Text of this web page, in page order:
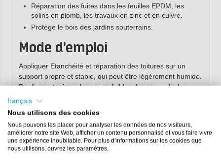
Réparation des fuites dans les feuilles EPDM, les
solins en plomb, les travaux en zinc et en cuivre.
Protège le bois des jardins souterrains.
Mode d'emploi
Appliquer Etanchéité et réparation des toitures sur un
support propre et stable, qui peut être légèrement humide.
Renforcez toujours les zones faibles, les raccords, les
joints et les coins avec du ruban en fibre de verre. Les
grandes surfaces (>4 m
renforcées avec du treillis de renforcement en fibre de
verre.
Appliquer ensuite Etanchéité et réparation des toitures à
l'aide d'un pinceau ou d'une spatule, en une couche d'au
français
Nous utilisons des cookies
Nous pouvons les placer pour analyser les données de nos visiteurs,
améliorer notre site Web, afficher un contenu personnalisé et vous faire vivre
une expérience inoubliable. Pour plus d'informations sur les cookies que
nous utilisons, ouvrez les paramètres.